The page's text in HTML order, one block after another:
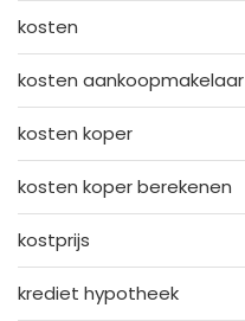
kosten
kosten aankoopmakelaar
kosten koper
kosten koper berekenen
kostprijs
krediet hypotheek